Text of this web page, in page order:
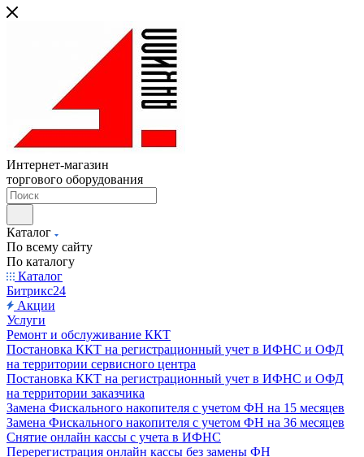
Интернет-магазин
торгового оборудования
Каталог
По всему сайту
По каталогу
Каталог
Битрикс24
Акции
Услуги
Ремонт и обслуживание ККТ
Постановка ККТ на регистрационный учет в ИФНС и ОФД
на территории сервисного центра
Постановка ККТ на регистрационный учет в ИФНС и ОФД
на территории заказчика
Замена Фискального накопителя с учетом ФН на 15 месяцев
Замена Фискального накопителя с учетом ФН на 36 месяцев
Снятие онлайн кассы с учета в ИФНС
Перерегистрация онлайн кассы без замены ФН